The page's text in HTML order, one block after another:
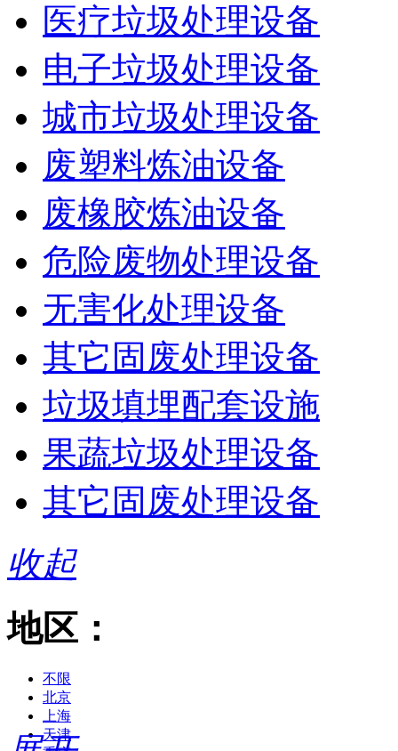
医疗垃圾处理设备
电子垃圾处理设备
城市垃圾处理设备
废塑料炼油设备
废橡胶炼油设备
危险废物处理设备
无害化处理设备
其它固废处理设备
垃圾填埋配套设施
果蔬垃圾处理设备
其它固废处理设备
收起
地区：
不限
北京
上海
天津